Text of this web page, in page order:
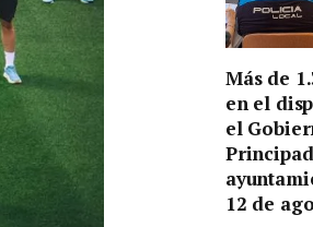
Más de
en el
el
12 de